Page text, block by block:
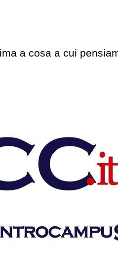
a cosa a cui